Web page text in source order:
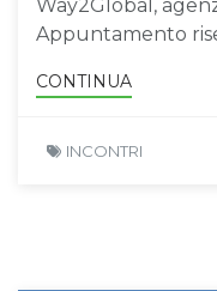
Way2Global,
Appuntamento
CONTINUA
INCONTRI